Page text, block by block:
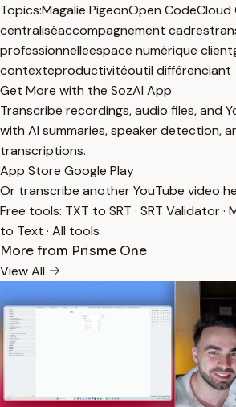
Topics:Magalie PigeonOpen CodeCloud
centraliséaccompagnement cadres
professionnelleespace numérique client
contexteproductivitéoutil différenciant
Get More with the SozAI App
Transcribe recordings, audio files, and
with AI summaries, speaker detection,
transcriptions.
App Store Google Play
Or transcribe another YouTube video
Free tools: TXT to SRT · SRT Validator·
to Text · All tools
More from Prisme One
View All